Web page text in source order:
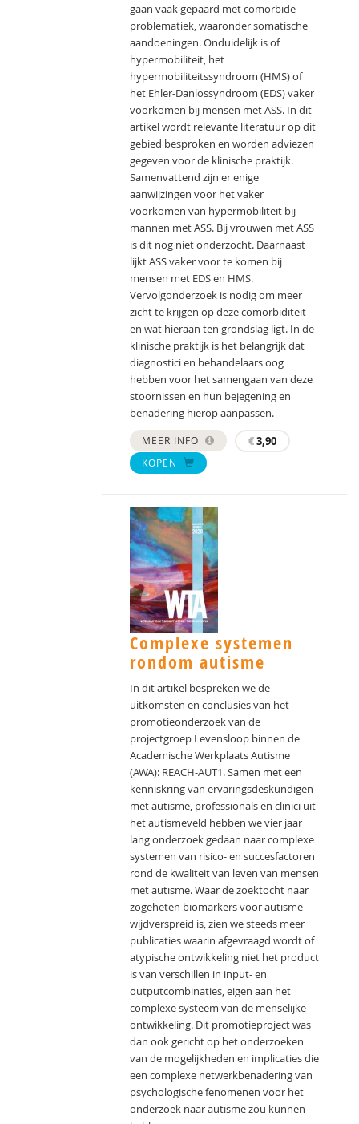
gaan vaak gepaard met comorbide
problematiek, waaronder somatische
aandoeningen. Onduidelijk is of
hypermobiliteit, het
hypermobiliteitssyndroom (HMS) of
het Ehler-Danlossyndroom (EDS) vaker
voorkomen bij mensen met ASS. In dit
artikel wordt relevante literatuur op dit
gebied besproken en worden adviezen
gegeven voor de klinische praktijk.
Samenvattend zijn er enige
aanwijzingen voor het vaker
voorkomen van hypermobiliteit bij
mannen met ASS. Bij vrouwen met ASS
is dit nog niet onderzocht. Daarnaast
lijkt ASS vaker voor te komen bij
mensen met EDS en HMS.
Vervolgonderzoek is nodig om meer
zicht te krijgen op deze comorbiditeit
en wat hieraan ten grondslag ligt. In de
klinische praktijk is het belangrijk dat
diagnostici en behandelaars oog
hebben voor het samengaan van deze
stoornissen en hun bejegening en
benadering hierop aanpassen.
MEER INFO €3,90
KOPEN
Complexe systemen
rondom autisme
In dit artikel bespreken we de
uitkomsten en conclusies van het
promotieonderzoek van de
projectgroep Levensloop binnen de
Academische Werkplaats Autisme
(AWA): REACH-AUT1. Samen met een
kenniskring van ervaringsdeskundigen
met autisme, professionals en clinici uit
het autismeveld hebben we vier jaar
lang onderzoek gedaan naar complexe
systemen van risico- en succesfactoren
rond de kwaliteit van leven van mensen
met autisme. Waar de zoektocht naar
zogeheten biomarkers voor autisme
wijdverspreid is, zien we steeds meer
publicaties waarin afgevraagd wordt of
atypische ontwikkeling niet het product
is van verschillen in input- en
outputcombinaties, eigen aan het
complexe systeem van de menselijke
ontwikkeling. Dit promotieproject was
dan ook gericht op het onderzoeken
van de mogelijkheden en implicaties die
een complexe netwerkbenadering van
psychologische fenomenen voor het
onderzoek naar autisme zou kunnen